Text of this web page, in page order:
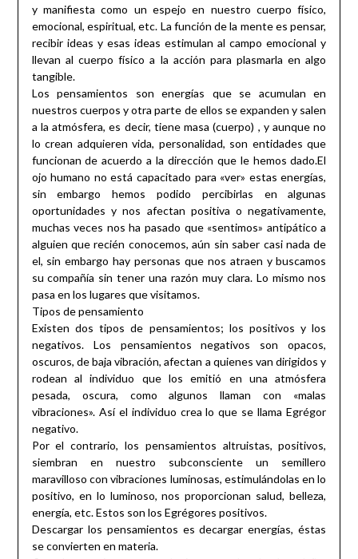
y manifiesta como un espejo en nuestro cuerpo físico,
emocional, espiritual, etc. La función de la mente es pensar,
recibir ideas y esas ideas estimulan al campo emocional y
llevan al cuerpo físico a la acción para plasmarla en algo
tangible.
Los pensamientos son energías que se acumulan en
nuestros cuerpos y otra parte de ellos se expanden y salen
a la atmósfera, es decir, tiene masa (cuerpo) , y aunque no
lo crean adquieren vida, personalidad, son entidades que
funcionan de acuerdo a la dirección que le hemos dado.El
ojo humano no está capacitado para «ver» estas energías,
sin embargo hemos podido percibirlas en algunas
oportunidades y nos afectan positiva o negativamente,
muchas veces nos ha pasado que «sentimos» antipático a
alguien que recién conocemos, aún sin saber casi nada de
el, sin embargo hay personas que nos atraen y buscamos
su compañía sin tener una razón muy clara. Lo mismo nos
pasa en los lugares que visitamos.
Tipos de pensamiento
Existen dos tipos de pensamientos; los positivos y los
negativos. Los pensamientos negativos son opacos,
oscuros, de baja vibración, afectan a quienes van dirigidos y
rodean al individuo que los emitió en una atmósfera
pesada, oscura, como algunos llaman con «malas
vibraciones». Así el individuo crea lo que se llama Egrégor
negativo.
Por el contrario, los pensamientos altruistas, positivos,
siembran en nuestro subconsciente un semillero
maravilloso con vibraciones luminosas, estimulándolas en lo
positivo, en lo luminoso, nos proporcionan salud, belleza,
energía, etc. Estos son los Egrégores positivos.
Descargar los pensamientos es decargar energías, éstas
se convierten en materia.